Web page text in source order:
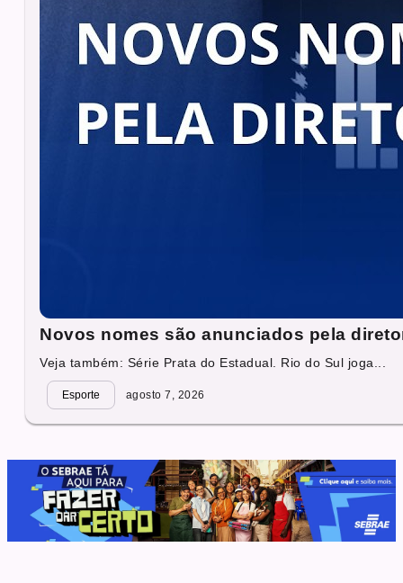
Novos nomes são anunciados pela
Veja também: Série Prata do Estadual. Rio do Sul joga...
Esporte agosto 7, 2026